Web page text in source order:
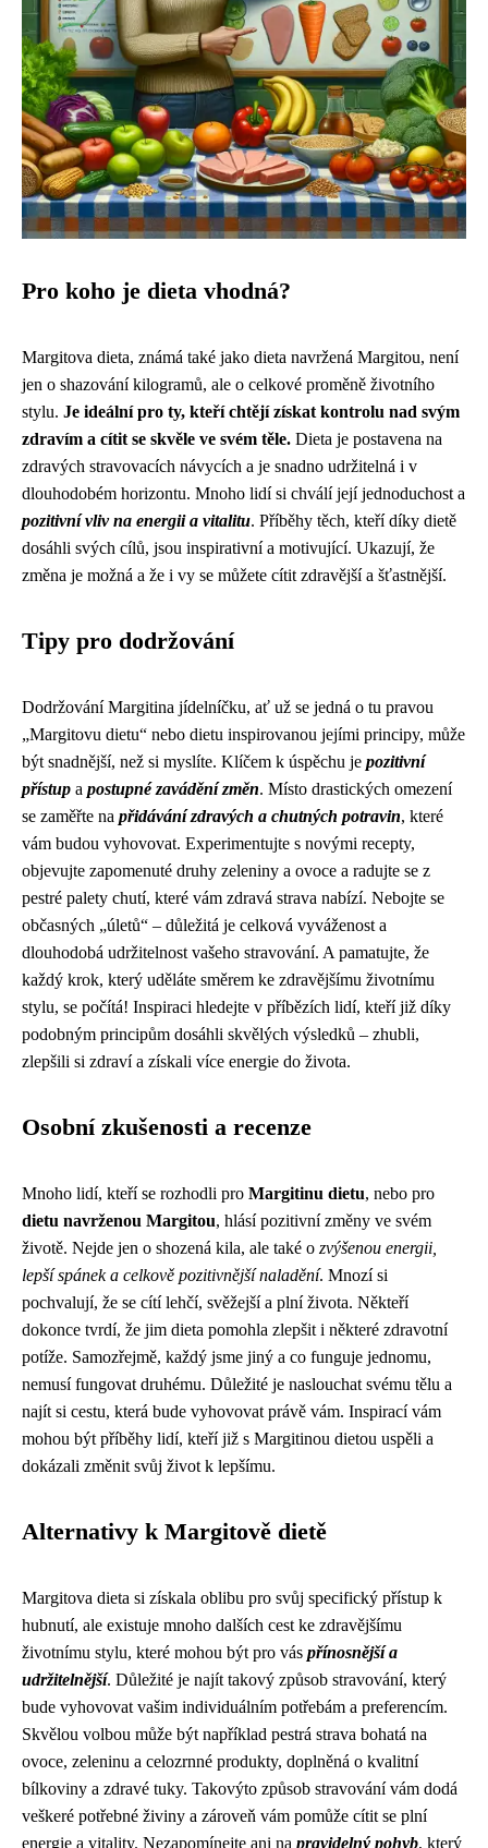
Pro koho je dieta vhodná?
Margitova dieta, známá také jako dieta navržená Margitou, není
jen o shazování kilogramů, ale o celkové proměně životního
stylu. Je ideální pro ty, kteří chtějí získat kontrolu nad svým
zdravím a cítit se skvěle ve svém těle. Dieta je postavena na
zdravých stravovacích návycích a je snadno udržitelná i v
dlouhodobém horizontu. Mnoho lidí si chválí její jednoduchost a
pozitivní vliv na energii a vitalitu. Příběhy těch, kteří díky dietě
dosáhli svých cílů, jsou inspirativní a motivující. Ukazují, že
změna je možná a že i vy se můžete cítit zdravější a šťastnější.
Tipy pro dodržování
Dodržování Margitina jídelníčku, ať už se jedná o tu pravou
„Margitovu dietu“ nebo dietu inspirovanou jejími principy, může
být snadnější, než si myslíte. Klíčem k úspěchu je pozitivní
přístup a postupné zavádění změn. Místo drastických omezení
se zaměřte na přidávání zdravých a chutných potravin, které
vám budou vyhovovat. Experimentujte s novými recepty,
objevujte zapomenuté druhy zeleniny a ovoce a radujte se z
pestré palety chutí, které vám zdravá strava nabízí. Nebojte se
občasných „úletů“ – důležitá je celková vyváženost a
dlouhodobá udržitelnost vašeho stravování. A pamatujte, že
každý krok, který uděláte směrem ke zdravějšímu životnímu
stylu, se počítá! Inspiraci hledejte v příbězích lidí, kteří již díky
podobným principům dosáhli skvělých výsledků – zhubli,
zlepšili si zdraví a získali více energie do života.
Osobní zkušenosti a recenze
Mnoho lidí, kteří se rozhodli pro Margitinu dietu, nebo pro
dietu navrženou Margitou, hlásí pozitivní změny ve svém
životě. Nejde jen o shozená kila, ale také o zvýšenou energii,
lepší spánek a celkově pozitivnější naladění. Mnozí si
pochvalují, že se cítí lehčí, svěžejší a plní života. Někteří
dokonce tvrdí, že jim dieta pomohla zlepšit i některé zdravotní
potíže. Samozřejmě, každý jsme jiný a co funguje jednomu,
nemusí fungovat druhému. Důležité je naslouchat svému tělu a
najít si cestu, která bude vyhovovat právě vám. Inspirací vám
mohou být příběhy lidí, kteří již s Margitinou dietou uspěli a
dokázali změnit svůj život k lepšímu.
Alternativy k Margitově dietě
Margitova dieta si získala oblibu pro svůj specifický přístup k
hubnutí, ale existuje mnoho dalších cest ke zdravějšímu
životnímu stylu, které mohou být pro vás přínosnější a
udržitelnější. Důležité je najít takový způsob stravování, který
bude vyhovovat vašim individuálním potřebám a preferencím.
Skvělou volbou může být například pestrá strava bohatá na
ovoce, zeleninu a celozrnné produkty, doplněná o kvalitní
bílkoviny a zdravé tuky. Takovýto způsob stravování vám dodá
veškeré potřebné živiny a zároveň vám pomůže cítit se plní
energie a vitality. Nezapomínejte ani na pravidelný pohyb, který